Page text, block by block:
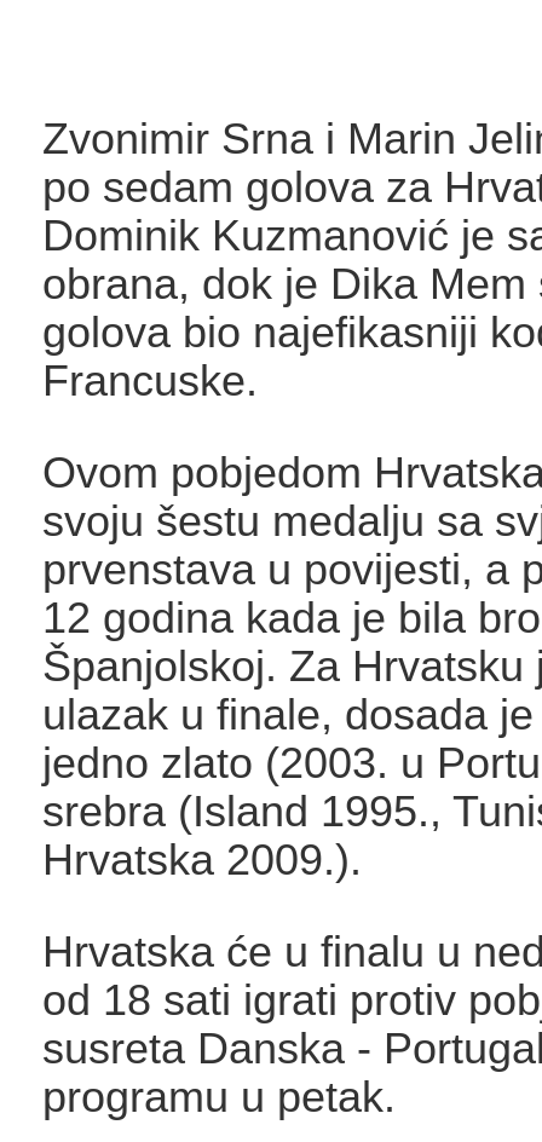
Zvonimir Srna i Marin
po sedam golova za
Dominik Kuzmanović je
obrana, dok je Dika Mem
golova bio najefikasniji
Francuske.
Ovom pobjedom
svoju šestu medalju sa
prvenstava u povijesti, a
12 godina kada je bila
Španjolskoj. Za Hrvatsku
ulazak u finale, dosada
jedno zlato (2003. u
srebra (Island 1995.,
Hrvatska 2009.).
Hrvatska će u finalu u
od 18 sati igrati protiv
susreta Danska -
programu u petak.